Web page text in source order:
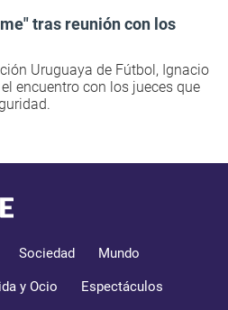
tras reunión con los
Uruguaya de Fútbol, Ignacio
encuentro con los jueces que
Sociedad Mundo
y Ocio Espectáculos